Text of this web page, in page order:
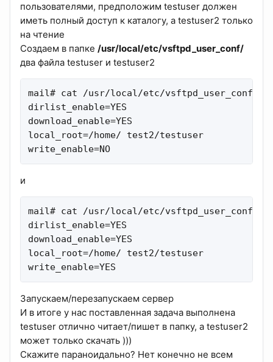
пользователями, предположим testuser должен
иметь полный доступ к каталогу, а testuser2 только
на чтение
Создаем в папке /usr/local/etc/vsftpd_user_conf/
два файла testuser и testuser2
mail# cat /usr/local/etc/vsftpd_user_conf/
dirlist_enable=YES
download_enable=YES
local_root=/home/ test2/testuser
write_enable=NO
и
mail# cat /usr/local/etc/vsftpd_user_conf/
dirlist_enable=YES
download_enable=YES
local_root=/home/ test2/testuser
write_enable=YES
Запускаем/перезапускаем сервер
И в итоге у нас поставленная задача выполнена
testuser отлично читает/пишет в папку, а testuser2
может только скачать )))
Скажите параноидально? Нет конечно не всем